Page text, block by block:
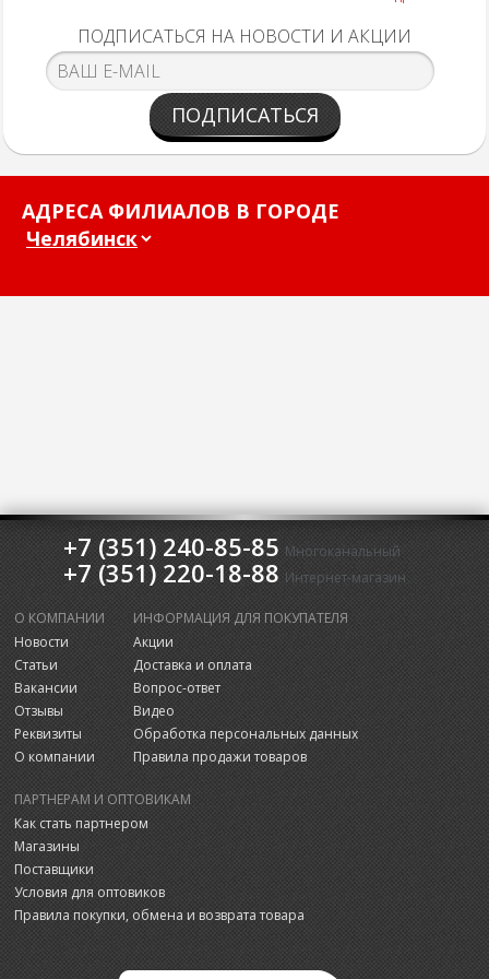
ПОДПИСАТЬСЯ НА НОВОСТИ И АКЦИИ
ПОДПИСАТЬСЯ
АДРЕСА ФИЛИАЛОВ В ГОРОДЕ
+7 (351) 240-85-85 Многоканальный
+7 (351) 220-18-88 Интернет-магазин
О КОМПАНИИ
Новости
Статьи
Вакансии
Отзывы
Реквизиты
О компании
ИНФОРМАЦИЯ ДЛЯ ПОКУПАТЕЛЯ
Акции
Доставка и оплата
Вопрос-ответ
Видео
Обработка персональных данных
Правила продажи товаров
ПАРТНЕРАМ И ОПТОВИКАМ
Как стать партнером
Магазины
Поставщики
Условия для оптовиков
Правила покупки, обмена и возврата товара